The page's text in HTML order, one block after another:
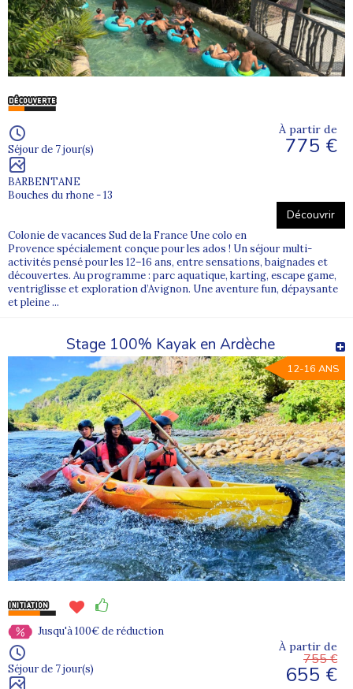
Séjour de 7 jour(s)
BARBENTANE
Bouches du rhone - 13
À partir de
775 €
Découvrir
Colonie de vacances Sud de la France Une colo en
Provence spécialement conçue pour les ados ! Un séjour multi-
activités pensé pour les 12–16 ans, entre sensations, baignades et
découvertes. Au programme : parc aquatique, karting, escape game,
ventriglisse et exploration d’Avignon. Une aventure fun, dépaysante
et pleine ...
Stage 100% Kayak en Ardèche
12-16 ANS
Jusqu'à 100€ de réduction
Séjour de 7 jour(s)
À partir de
755 €
655 €